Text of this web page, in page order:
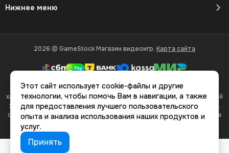
Нижнее меню
2026 © GameStock Магазин видеоигр. Карта сайта
Вся представленная на сайте информация, касающаяся
характеристик, стоимости товаров и услуг, носит информационный
характер и ни при каких условиях не является публичной офертой,
определяемой положениями Статьи 437(2) Гражданского кодекса
Этот сайт использует cookie-файлы и другие
технологии, чтобы помочь Вам в навигации, а также
для предоставления лучшего пользовательского
опыта и анализа использования наших продуктов и
услуг.
Принять